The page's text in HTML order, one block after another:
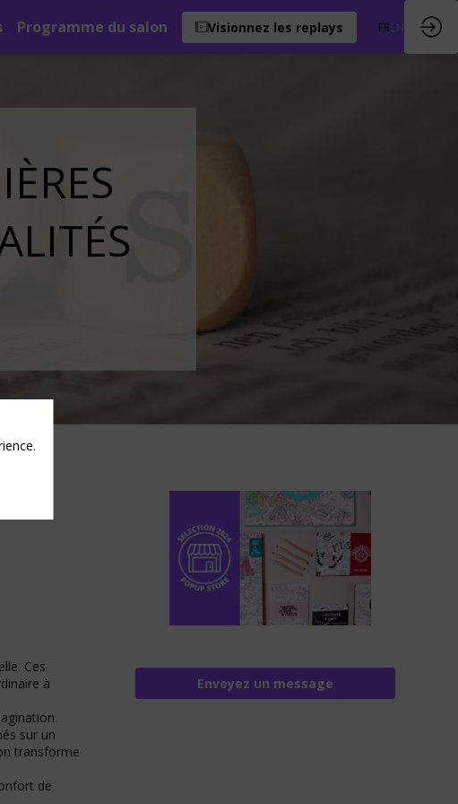
Programme du salon Visionnez les replays FR
Envoyez un message
Ces
à
sur un
transforme
de